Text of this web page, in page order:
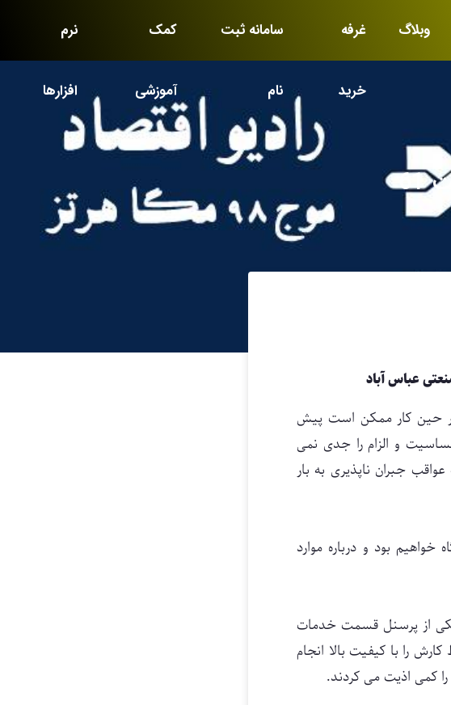
وبلاگ غرفه
خرید
سامانه ثبت
نام
کمک
آموزشی
نرم
افزارها
عباس آباد
حین کار ممکن است پیش
و الزام را جدی نمی
جبران ناپذیری به بار
بود و درباره موارد
یکی از پرسنل قسمت خدمات
را با کیفیت بالا انجام
کمی اذیت می کردند.